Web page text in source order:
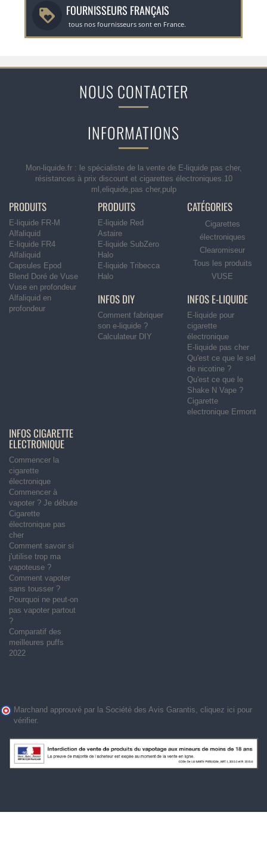
FOURNISSEURS FRANÇAIS
tous nos fournisseurs sont en France.
NOUS CONTACTER
INFORMATIONS
Mon-liquide.fr : le spécialiste de la vente de E-liquide pas cher,
résistances à prix discount et cigarettes électroniques.10
ml,eliquide,pas cher,pulp
PRODUITS
E-liquide FR-M
Alfaliquid
E-liquide FR4
Alfaliquid
Capsules Epod
Blend Doré de Vuse
Vuse en profondeur
Alfaliquid en
profondeur
PRODUITS
E-liquide Red
Astaire
E-liquide SubZero
Halo
E-liquide Tribecca
Halo
CATÉGORIES
Cigarettes
électroniques
Clearomiseur
Tous les produits
VUSE
INFOS DIY
Comment fabriquer
son e-liquide ?
Calculateur DIY
INFOS E-LIQUIDE
E-liquide pour
cigarette
électronique
E-liquide pas cher
Qu'est ce que le sel
de nicotine ?
Qu'est ce que le
Shake N Vape ?
Cigarette
electronique Ermont
INFOS CIGARETTE
ELECTRONIQUE
Commencer la
cigarette
électronique
Commencer à
vapoter ? Je débute
Cigarette
électronique pas
cher
Comment savoir si
j'utilise trop ma
vapoteuse ?
Comment vapoter
sans tousser ?
Pourquoi ne peut-on
pas vapoter partout
?
Comparatif des
meilleures puffs
2022
Marchand approuvé par la Société des Avis Garantis, cliquez ici pour
vérifier.